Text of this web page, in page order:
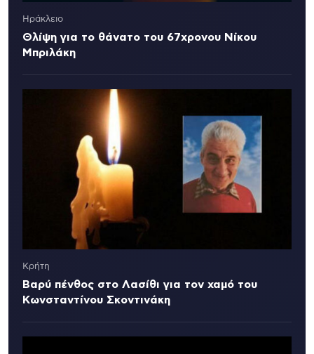
Ηράκλειο
Θλίψη για το θάνατο του 67χρονου Νίκου
Μπριλάκη
Κρήτη
Βαρύ πένθος στο Λασίθι για τον χαμό του
Κωνσταντίνου Σκοντινάκη